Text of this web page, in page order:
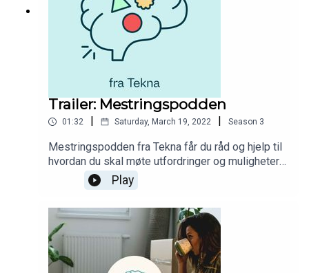
Trailer: Mestringspodden
01:32 Saturday, March 19, 2022 Season 3
Mestringspodden fra Tekna får du råd og hjelp til
hvordan du skal møte utfordringer og muligheter i
studietiden. Du får høre fra studenter som deler
av sine erfaringer og opplevelser fra
studenttilværelsen i tillegg til innspill fra dyktige
fagpersoner.
Play